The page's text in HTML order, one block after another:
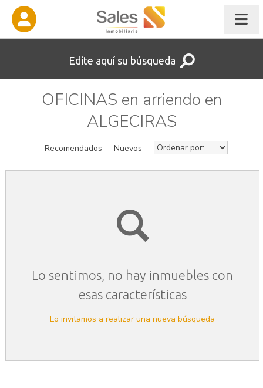
Edite aquí su búsqueda
OFICINAS en arriendo en
ALGECIRAS
Recomendados Nuevos
Lo sentimos, no hay inmuebles con
esas características
Lo invitamos a realizar una nueva búsqueda